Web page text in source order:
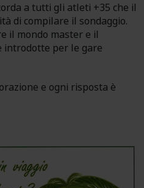
a tutti gli atleti +35 che il
di compilare il sondaggio.
il mondo master e il
introdotte per le gare
e ogni risposta è